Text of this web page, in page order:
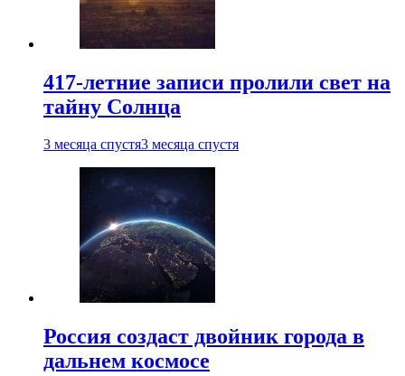
417-летние записи пролили свет на
тайну Солнца
3 месяца спустя3 месяца спустя
Россия создаст двойник города в
дальнем космосе